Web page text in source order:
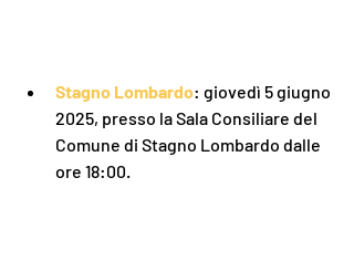
Stagno Lombardo: giovedì 5 giugno
2025, presso la Sala Consiliare del
Comune di Stagno Lombardo dalle
ore 18:00.